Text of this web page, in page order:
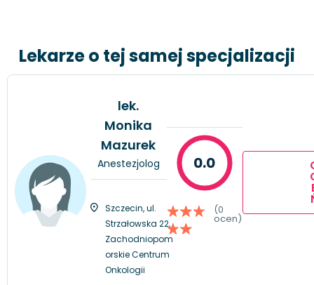
Lekarze o tej samej specjalizacji
lek.
Monika
Mazurek
Anestezjolog
Szczecin, ul.
Strzałowska 22,
Zachodniopom
orskie Centrum
Onkologii
0.0
(0
ocen)